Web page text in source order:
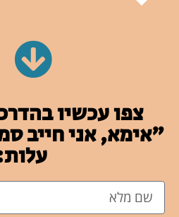
צפו עכשיו
"אימא, אני חייב